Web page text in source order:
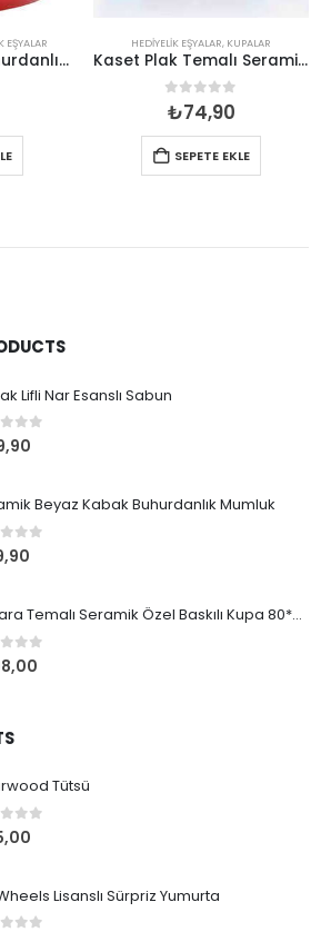
EŞYALAR
Seramik Lotus Buhurdanlık Mumluk
HEDIYELIK EŞYALAR, KUPALAR
Kaset Plak Temalı Seramik Renkli Kupa
0 out of 5
₺74,90
SEPETE EKLE
Lifli Nar Esanslı Sabun
of 5
Beyaz Kabak Buhurdanlık Mumluk
of 5
Ankara Temalı Seramik Özel Baskılı Kupa 80*95mm
of 5
Tütsü
of 5
Lisanslı Sürpriz Yumurta